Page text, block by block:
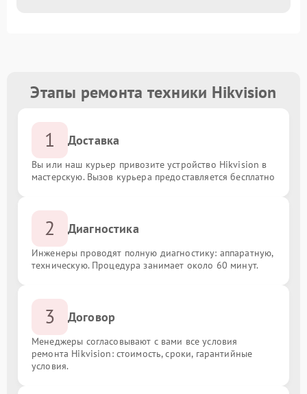
Этапы ремонта техники Hikvision
1 Доставка
Вы или наш курьер привозите устройство Hikvision в
мастерскую. Вызов курьера предоставляется бесплатно
2 Диагностика
Инженеры проводят полную диагностику: аппаратную,
техническую. Процедура занимает около 60 минут.
3 Договор
Менеджеры согласовывают с вами все условия
ремонта Hikvision: стоимость, сроки, гарантийные
условия.